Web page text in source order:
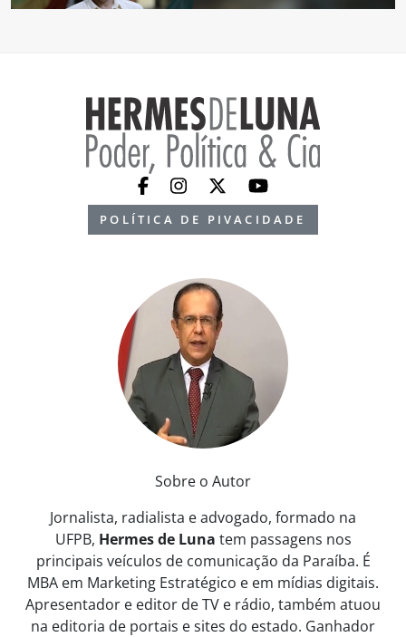
POLÍTICA DE PIVACIDADE
Sobre o Autor
Jornalista, radialista e advogado, formado na
UFPB, Hermes de Luna tem passagens nos
principais veículos de comunicação da Paraíba. É
MBA em Marketing Estratégico e em mídias digitais.
Apresentador e editor de TV e rádio, também atuou
na editoria de portais e sites do estado. Ganhador